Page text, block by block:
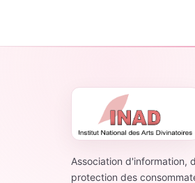
Association d'information,
protection des